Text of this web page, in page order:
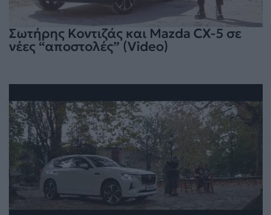
Σωτήρης Κοντιζάς και Mazda CX-5 σε
νέες “αποστολές” (Video)